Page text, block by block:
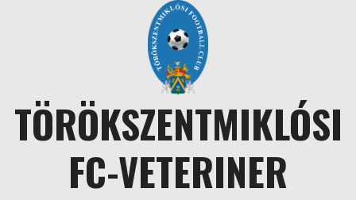
TÖRÖKSZENTMIKLÓSI
FC-VETERINER